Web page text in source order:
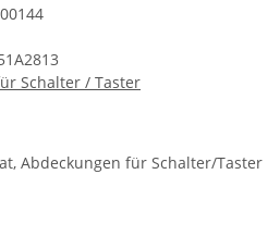
Schalter / Taster
Abdeckungen für Schalter/Taster